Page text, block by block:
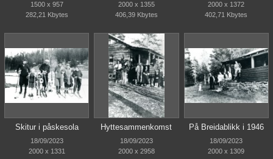
1500 x 957
282,21 Kbytes
2000 x 1355
406,39 Kbytes
2000 x 1372
402,71 Kbytes
Skitur i påskesola
18/09/2023
2000 x 1331
Hyttesammenkomst
18/09/2023
2000 x 2958
På Breidablikk i 1946
18/09/2023
2000 x 1309